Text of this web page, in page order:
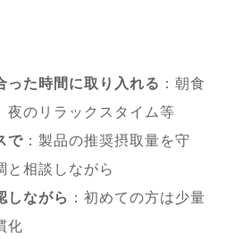
った時間に取り入れる ：朝食
夜のリラックスタイム等
で：製品の推奨摂取量を守
と相談しながら
しながら ：初めての方は少量
化